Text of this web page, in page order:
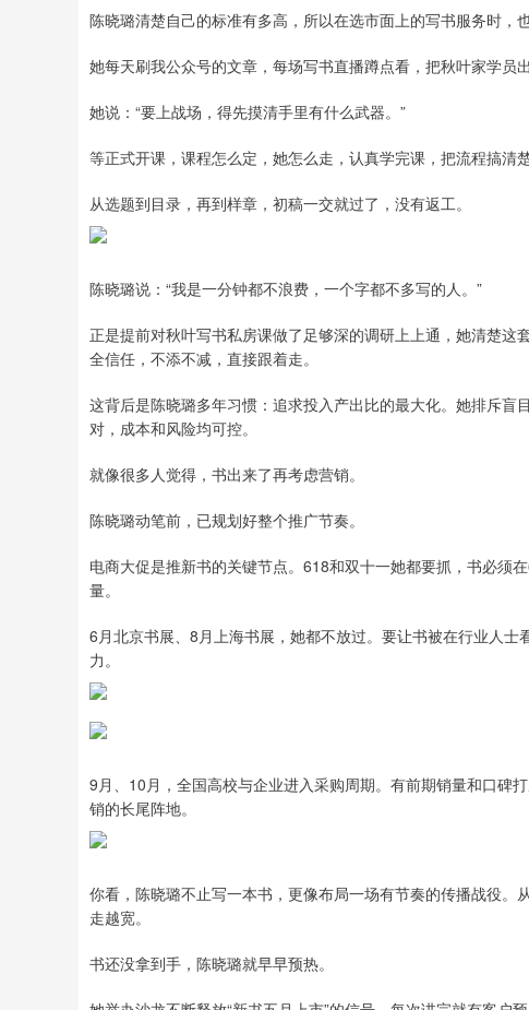
陈晓璐清楚自己的标准有多高，所以在选市面上的写书服务时，
她每天刷我公众号的文章，每场写书直播蹲点看，把秋叶家学员
她说：“要上战场，得先摸清手里有什么武器。”
等正式开课，课程怎么定，她怎么走，认真学完课，把流程搞清
从选题到目录，再到样章，初稿一交就过了，没有返工。
陈晓璐说：“我是一分钟都不浪费，一个字都不多写的人。”
正是提前对秋叶写书私房课做了足够深的调研上上通，她清楚
全信任，不添不减，直接跟着走。
这背后是陈晓璐多年习惯：追求投入产出比的最大化。她排斥
对，成本和风险均可控。
就像很多人觉得，书出来了再考虑营销。
陈晓璐动笔前，已规划好整个推广节奏。
电商大促是推新书的关键节点。618和双十一她都要抓，书必须
量。
6月北京书展、8月上海书展，她都不放过。要让书被在行业人
力。
9月、10月，全国高校与企业进入采购周期。有前期销量和口碑
销的长尾阵地。
你看，陈晓璐不止写一本书，更像布局一场有节奏的传播战役
走越宽。
书还没拿到手，陈晓璐就早早预热。